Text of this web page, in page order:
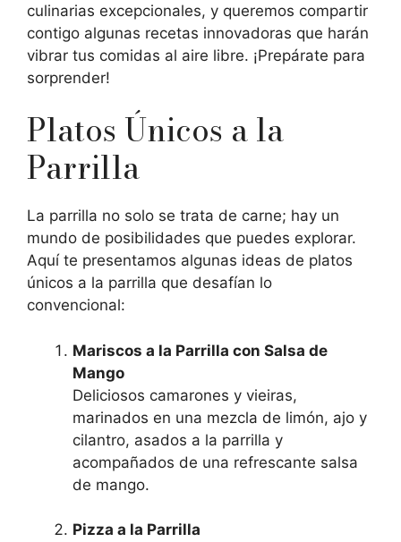
culinarias excepcionales, y queremos compartir
contigo algunas recetas innovadoras que harán
vibrar tus comidas al aire libre. ¡Prepárate para
sorprender!
Platos Únicos a la
Parrilla
La parrilla no solo se trata de carne; hay un
mundo de posibilidades que puedes explorar.
Aquí te presentamos algunas ideas de platos
únicos a la parrilla que desafían lo
convencional:
Mariscos a la Parrilla con Salsa de
Mango
Deliciosos camarones y vieiras,
marinados en una mezcla de limón, ajo y
cilantro, asados a la parrilla y
acompañados de una refrescante salsa
de mango.
Pizza a la Parrilla